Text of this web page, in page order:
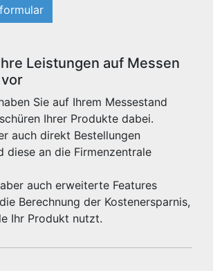
Leistungen auf Messen
Sie auf Ihrem Messestand
Ihrer Produkte dabei.
auch direkt Bestellungen
diese an die Firmenzentrale
auch erweiterte Features
Berechnung der Kostenersparnis,
Ihr Produkt nutzt.